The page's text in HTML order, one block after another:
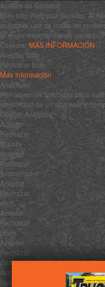
Ajustes de Cookies
Este sitio Web usa Cookies. Al
acepta el uso de todas las
la mejor experiencia de usuario.
Cookies:MÁS INFORMACIÓN
Aceptar todo
Rechazar todo
Más información
Analíticas
Herramientas utilizadas para
efectividad de un sitio web y
Google Analytics
Aceptar
Rechazar
$family
Aceptar
Rechazar
$constructor
Aceptar
Rechazar
each
Aceptar
Rechazar
clone
Aceptar
Rechazar
clean
Aceptar
Rechazar